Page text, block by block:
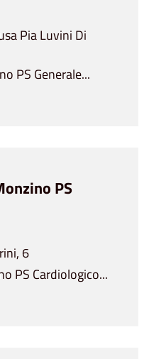
Pia Luvini Di
PS Generale...
PS
6
PS Cardiologico...